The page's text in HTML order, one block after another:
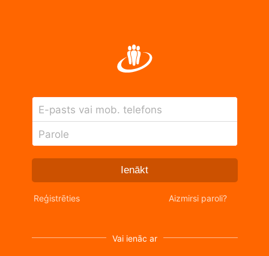
E-pasts vai mob. telefons
Parole
Ienākt
Reģistrēties Aizmirsi paroli?
Vai ienāc ar